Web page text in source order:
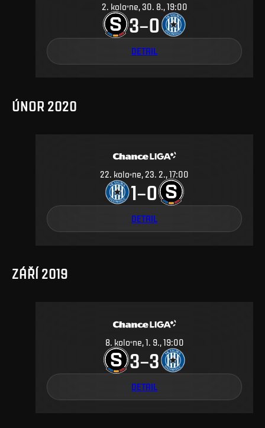
2. kolo ne, 30. 8., 19:00
3–0
DETAIL
ÚNOR 2020
22. kolo ne, 23. 2., 17:00
1–0
DETAIL
ZÁŘÍ 2019
8. kolo ne, 1. 9., 19:00
3–3
DETAIL